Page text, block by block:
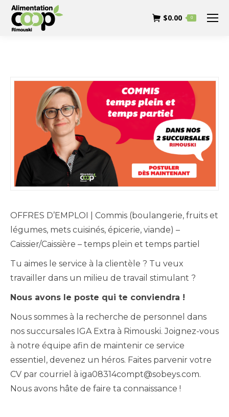
$0.00 0
OFFRES D’EMPLOI | Commis (boulangerie, fruits et
légumes, mets cuisinés, épicerie, viande) –
Caissier/Caissière – temps plein et temps partiel
Tu aimes le service à la clientèle ? Tu veux
travailler dans un milieu de travail stimulant ?
Nous avons le poste qui te conviendra !
Nous sommes à la recherche de personnel dans
nos succursales IGA Extra à Rimouski. Joignez-vous
à notre équipe afin de maintenir ce service
essentiel, devenez un héros. Faites parvenir votre
CV par courriel à iga08314compt@sobeys.com.
Nous avons hâte de faire ta connaissance !